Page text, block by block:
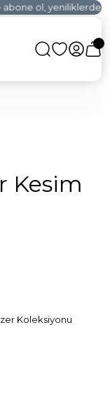
ol, yeniliklerden ilk
Kesim
Koleksiyonu